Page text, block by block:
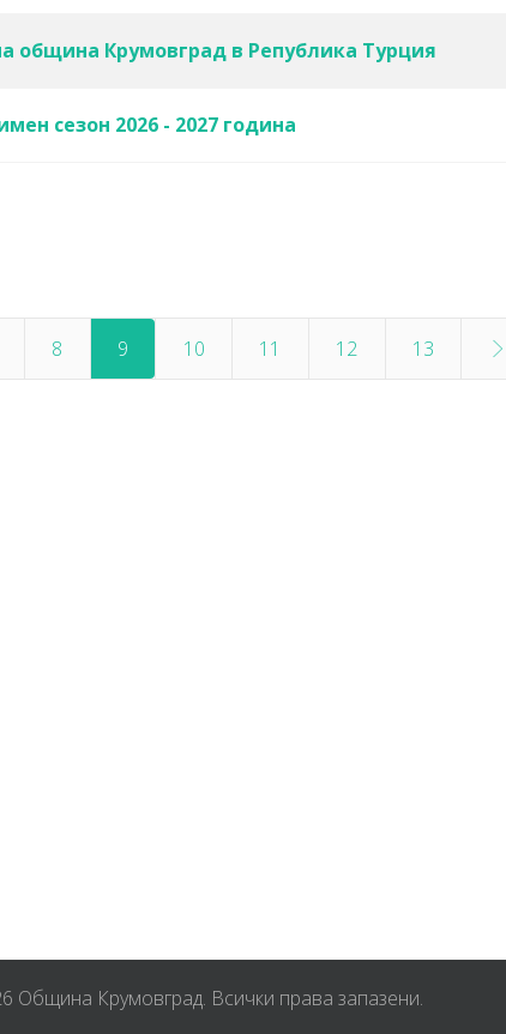
община Крумовград в Република Турция
сезон 2026 - 2027 година
8 9 10 11 12 13
Община Крумовград. Всички права запазени.